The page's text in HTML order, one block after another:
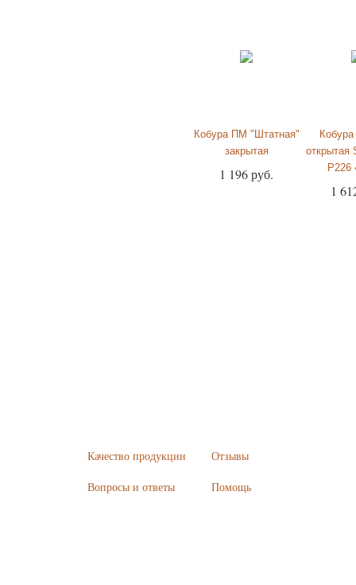
Кобура ПМ "Штатная"
закрытая
1 196 руб.
открытая
P226
1
Качество продукции
Вопросы и ответы
Отзывы
Помощь